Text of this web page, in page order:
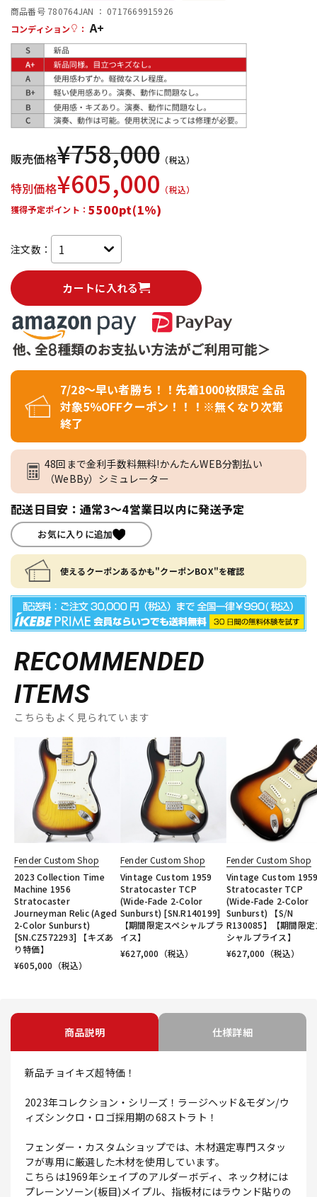
商品番号 780764JAN ： 0717669915926
コンディション
： A+
販売価格¥758,000 （税込）
特別価格¥605,000 （税込）
獲得予定ポイント： 5500pt(1%)
注文数：
カートに入れる
7/28～早い者勝ち！！先着1000枚限定 全品
対象5％OFFクーポン！！！※無くなり次第
終了
48回まで金利手数料無料!かんたんWEB分割払い
（WeBBy）シミュレーター
配送日目安：通常3～4営業日以内に発送予定
お気に入りに追加
使えるクーポンあるかも"クーポンBOX"を確認
RECOMMENDED
ITEMS
こちらもよく見られています
Fender Custom Shop
2023 Collection Time
Machine 1956
Stratocaster
Journeyman Relic (Aged
2-Color Sunburst)
[SN.CZ572293] 【キズあ
り特価】
¥605,000 （税込）
Fender Custom Shop
Vintage Custom 1959
Stratocaster TCP
(Wide-Fade 2-Color
Sunburst) [SN.R140199]
【期間限定スペシャルプラ
イス】
¥627,000 （税込）
Fender Custom Shop
Vintage Custom
Stratocaster TCP
(Wide-Fade 2-Color
Sunburst) 【S/N
R130085】【期間限定
シャルプライス】
¥627,000 （税込）
商品説明 仕様詳細
新品チョイキズ超特価！
2023年コレクション・シリーズ！ラージヘッド&モダン/ウ
ィズシンクロ・ロゴ採用期の68ストラト！
フェンダー・カスタムショップでは、木材選定専門スタッ
フが専用に厳選した木材を使用しています。
こちらは1969年シェイプのアルダーボディ、ネック材には
プレーンソーン(板目)メイプル、指板材にはラウンド貼りの